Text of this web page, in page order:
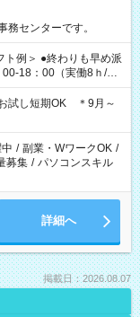
務センターです。
18：00（実働8ｈ/休
くり派
00-20：00（実働7ｈ/
1ｈ） 13：00-22：
OK
試し短期OK ＊9月～
/ 副業・WワークOK /
募集 / パソコンスキル
詳細へ
掲載日：2026.08.07